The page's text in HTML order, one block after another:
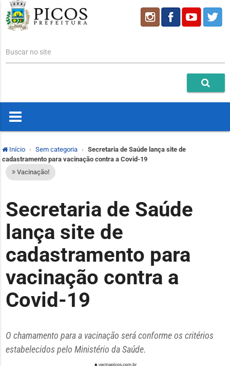
Buscar no site
Início Sem categoria
Secretaria de Saúde lança site de
cadastramento para vacinação contra a Covid-19
Vacinação!
Secretaria de Saúde
lança site de
cadastramento para
vacinação contra a
Covid-19
O chamamento para a vacinação será conforme os critérios
estabelecidos pelo Ministério da Saúde.